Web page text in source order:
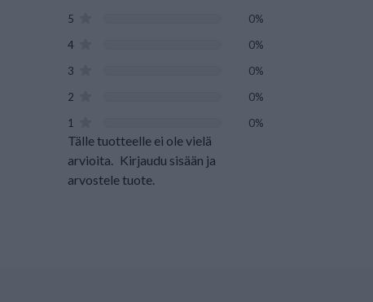
5
0%
4
0%
3
0%
2
0%
1
0%
Tälle tuotteelle ei ole vielä
arvioita. Kirjaudu sisään ja
arvostele tuote.